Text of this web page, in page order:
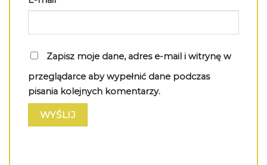
Zapisz moje dane, adres e-mail i witrynę w
przeglądarce aby wypełnić dane podczas
pisania kolejnych komentarzy.